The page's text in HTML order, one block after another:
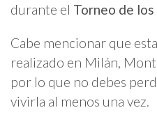
durante el Torneo de
Cabe mencionar que esta
realizado en Milán,
por lo que no debes
vivirla al menos una vez.